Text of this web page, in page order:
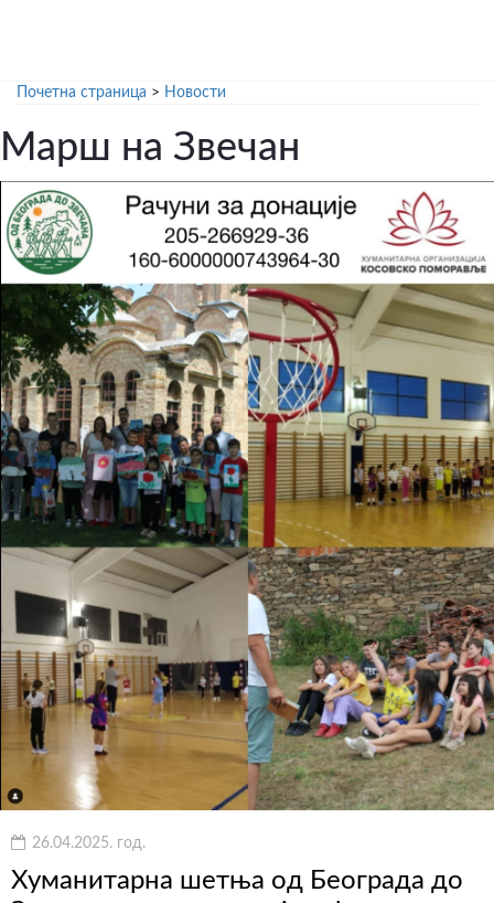
Почетна страница > Новости
Марш на Звечан
26.04.2025. год.
Хуманитарна шетња од Београда до